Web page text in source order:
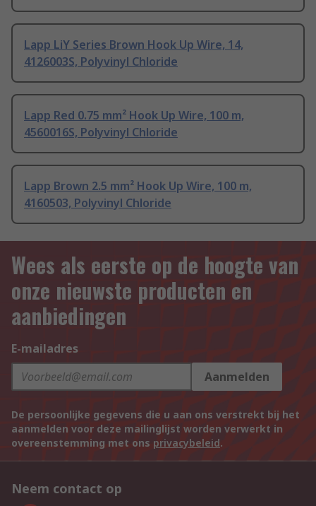
Lapp LiY Series Brown Hook Up Wire, 14,
4126003S, Polyvinyl Chloride
Lapp Red 0.75 mm² Hook Up Wire, 100 m,
4560016S, Polyvinyl Chloride
Lapp Brown 2.5 mm² Hook Up Wire, 100 m,
4160503, Polyvinyl Chloride
Wees als eerste op de hoogte van
onze nieuwste producten en
aanbiedingen
E-mailadres
Aanmelden
De persoonlijke gegevens die u aan ons verstrekt bij het
aanmelden voor deze mailinglijst worden verwerkt in
overeenstemming met ons privacybeleid.
Neem contact op